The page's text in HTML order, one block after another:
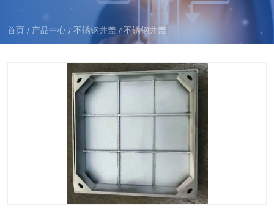
首页 / 产品中心 / 不锈钢井盖 /不锈钢井盖